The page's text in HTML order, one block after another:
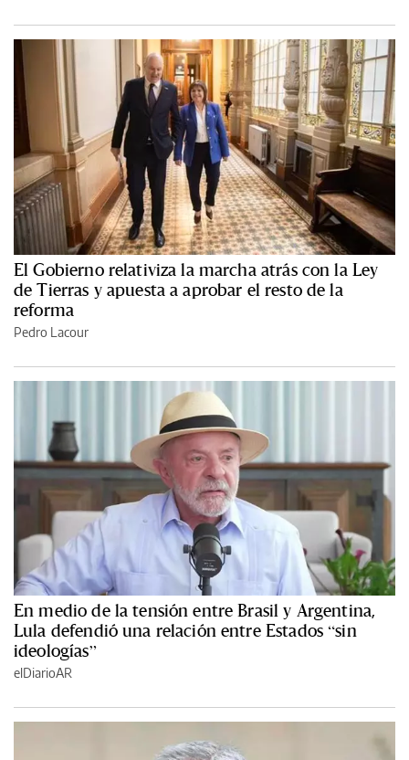
El Gobierno relativiza la marcha atrás con la Ley
de Tierras y apuesta a aprobar el resto de la
reforma
Pedro Lacour
En medio de la tensión entre Brasil y Argentina,
Lula defendió una relación entre Estados “sin
ideologías”
elDiarioAR